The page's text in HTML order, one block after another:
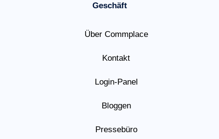
Geschäft
Über Commplace
Kontakt
Login-Panel
Bloggen
Pressebüro